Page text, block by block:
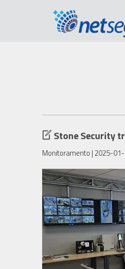
Stone Security
Monitoramento | 2025-